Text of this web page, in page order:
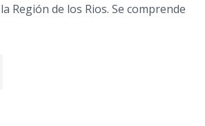
Región de los Rios. Se comprende